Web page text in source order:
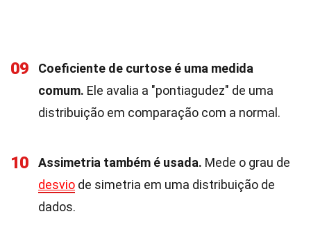
09
Coeficiente de curtose é uma medida
comum. Ele avalia a "pontiagudez" de uma
distribuição em comparação com a normal.
10 Assimetria também é usada. Mede o grau de
desvio de simetria em uma distribuição de
dados.